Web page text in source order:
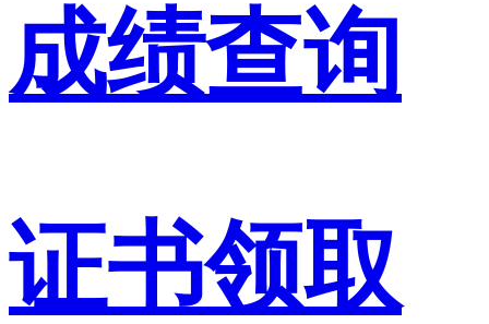
成绩查询
证书领取